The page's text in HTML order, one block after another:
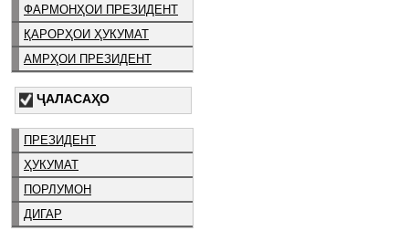
ФАРМОНҲОИ ПРЕЗИДЕНТ
ҚАРОРҲОИ ҲУКУМАТ
АМРҲОИ ПРЕЗИДЕНТ
ҶАЛАСАҲО
ПРЕЗИДЕНТ
ҲУКУМАТ
ПОРЛУМОН
ДИГАР